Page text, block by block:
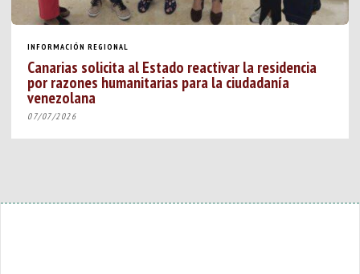
INFORMACIÓN REGIONAL
Canarias solicita al Estado reactivar la residencia
por razones humanitarias para la ciudadanía
venezolana
07/07/2026